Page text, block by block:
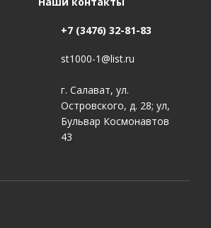
+7 (3476) 32-81-83
st1000-1@list.ru
г. Салават, ул.
Островского, д. 28; ул,
Бульвар Космонавтов
43